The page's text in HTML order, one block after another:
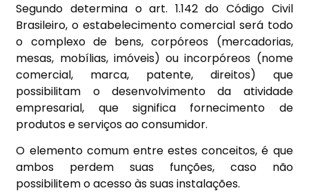
Segundo determina o art. 1.142 do Código Civil
Brasileiro, o estabelecimento comercial será todo
o complexo de bens, corpóreos (mercadorias,
mesas, mobílias, imóveis) ou incorpóreos (nome
comercial, marca, patente, direitos) que
possibilitam o desenvolvimento da atividade
empresarial, que significa fornecimento de
produtos e serviços ao consumidor.
O elemento comum entre estes conceitos, é que
ambos perdem suas funções, caso não
possibilitem o acesso às suas instalações.